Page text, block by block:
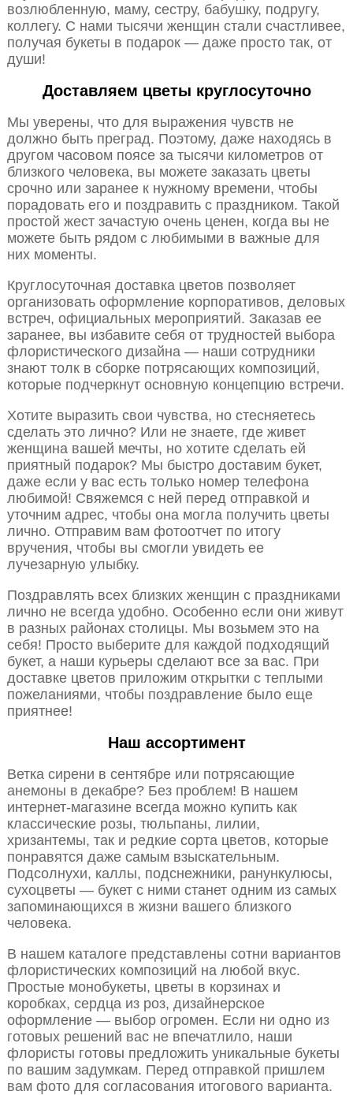
возлюбленную, маму, сестру, бабушку, подругу,
коллегу. С нами тысячи женщин стали счастливее,
получая букеты в подарок — даже просто так, от
души!
Доставляем цветы круглосуточно
Мы уверены, что для выражения чувств не
должно быть преград. Поэтому, даже находясь в
другом часовом поясе за тысячи километров от
близкого человека, вы можете заказать цветы
срочно или заранее к нужному времени, чтобы
порадовать его и поздравить с праздником. Такой
простой жест зачастую очень ценен, когда вы не
можете быть рядом с любимыми в важные для
них моменты.
Круглосуточная доставка цветов позволяет
организовать оформление корпоративов, деловых
встреч, официальных мероприятий. Заказав ее
заранее, вы избавите себя от трудностей выбора
флористического дизайна — наши сотрудники
знают толк в сборке потрясающих композиций,
которые подчеркнут основную концепцию встречи.
Хотите выразить свои чувства, но стесняетесь
сделать это лично? Или не знаете, где живет
женщина вашей мечты, но хотите сделать ей
приятный подарок? Мы быстро доставим букет,
даже если у вас есть только номер телефона
любимой! Свяжемся с ней перед отправкой и
уточним адрес, чтобы она могла получить цветы
лично. Отправим вам фотоотчет по итогу
вручения, чтобы вы смогли увидеть ее
лучезарную улыбку.
Поздравлять всех близких женщин с праздниками
лично не всегда удобно. Особенно если они живут
в разных районах столицы. Мы возьмем это на
себя! Просто выберите для каждой подходящий
букет, а наши курьеры сделают все за вас. При
доставке цветов приложим открытки с теплыми
пожеланиями, чтобы поздравление было еще
приятнее!
Наш ассортимент
Ветка сирени в сентябре или потрясающие
анемоны в декабре? Без проблем! В нашем
интернет-магазине всегда можно купить как
классические розы, тюльпаны, лилии,
хризантемы, так и редкие сорта цветов, которые
понравятся даже самым взыскательным.
Подсолнухи, каллы, подснежники, ранункулюсы,
сухоцветы — букет с ними станет одним из самых
запоминающихся в жизни вашего близкого
человека.
В нашем каталоге представлены сотни вариантов
флористических композиций на любой вкус.
Простые монобукеты, цветы в корзинах и
коробках, сердца из роз, дизайнерское
оформление — выбор огромен. Если ни одно из
готовых решений вас не впечатлило, наши
флористы готовы предложить уникальные букеты
по вашим задумкам. Перед отправкой пришлем
вам фото для согласования итогового варианта.